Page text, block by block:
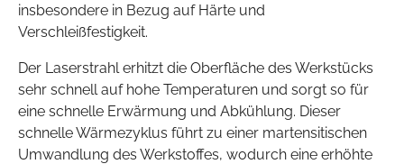
insbesondere in Bezug auf Härte und
Verschleißfestigkeit.
Der Laserstrahl erhitzt die Oberfläche des Werkstücks
sehr schnell auf hohe Temperaturen und sorgt so für
eine schnelle Erwärmung und Abkühlung. Dieser
schnelle Wärmezyklus führt zu einer martensitischen
Umwandlung des Werkstoffes, wodurch eine erhöhte